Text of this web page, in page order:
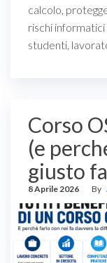
calcolo,
rischi
studenti,
Corso
(e
giusto
8 Aprile 2026 By